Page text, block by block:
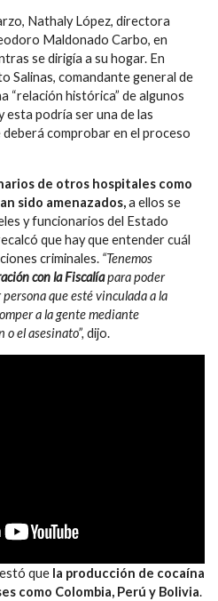
Nathaly López, directora
Maldonado Carbo, en
se dirigía a su hogar. En
Salinas, comandante general de
“relación histórica” de algunos
podría ser una de las
deberá comprobar en el proceso
de otros hospitales como
sido amenazados,a ellos se
y funcionarios del Estado
que hay que entender cuál
criminales. “Tenemos
con la Fiscalíapara poder
que esté vinculada a la
a la gente mediante
el asesinato”, dijo.
que la producción de cocaína
como Colombia, Perú y Bolivia.